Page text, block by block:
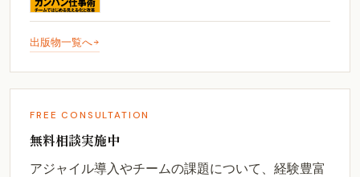
出版物一覧へ
FREE CONSULTATION
無料相談実施中
アジャイル導入やチームの課題について、経験豊富